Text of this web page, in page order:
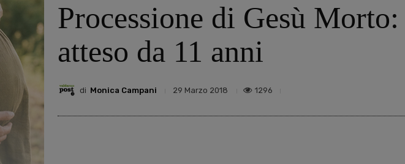
Processione di Gesù
atteso da 11 anni
di Monica Campani 29 Marzo 2018 1296